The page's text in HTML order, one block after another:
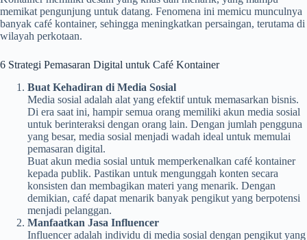
memikat pengunjung untuk datang. Fenomena ini memicu munculnya
banyak café kontainer, sehingga meningkatkan persaingan, terutama di
wilayah perkotaan.
6 Strategi Pemasaran Digital untuk Café Kontainer
Buat Kehadiran di Media Sosial
Media sosial adalah alat yang efektif untuk memasarkan bisnis.
Di era saat ini, hampir semua orang memiliki akun media sosial
untuk berinteraksi dengan orang lain. Dengan jumlah pengguna
yang besar, media sosial menjadi wadah ideal untuk memulai
pemasaran digital.
Buat akun media sosial untuk memperkenalkan café kontainer
kepada publik. Pastikan untuk mengunggah konten secara
konsisten dan membagikan materi yang menarik. Dengan
demikian, café dapat menarik banyak pengikut yang berpotensi
menjadi pelanggan.
Manfaatkan Jasa Influencer
Influencer adalah individu di media sosial dengan pengikut yang